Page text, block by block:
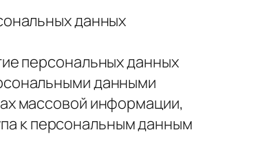
данных
персональных данных
данными
массовой информации,
к персональным данным